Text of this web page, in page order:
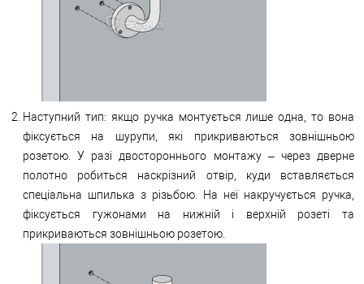
Наступний тип: якщо ручка монтується лише одна, то вона
фіксується на шурупи, які прикриваються зовнішньою
розетою. У разі двостороннього монтажу – через дверне
полотно робиться наскрізний отвір, куди вставляється
спеціальна шпилька з різьбою. На неї накручується ручка,
фіксується гужонами на нижній і верхній розеті та
прикриваються зовнішньою розетою.